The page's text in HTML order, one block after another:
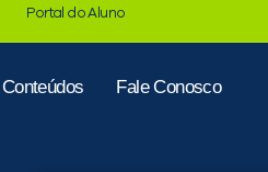
Portal do Aluno
Conteúdos Fale Conosco